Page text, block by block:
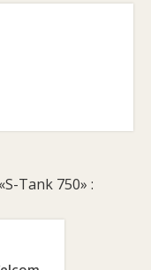
Tank 750» :